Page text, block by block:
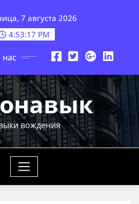
7 августа 2026
4:53:18 PM
вождения